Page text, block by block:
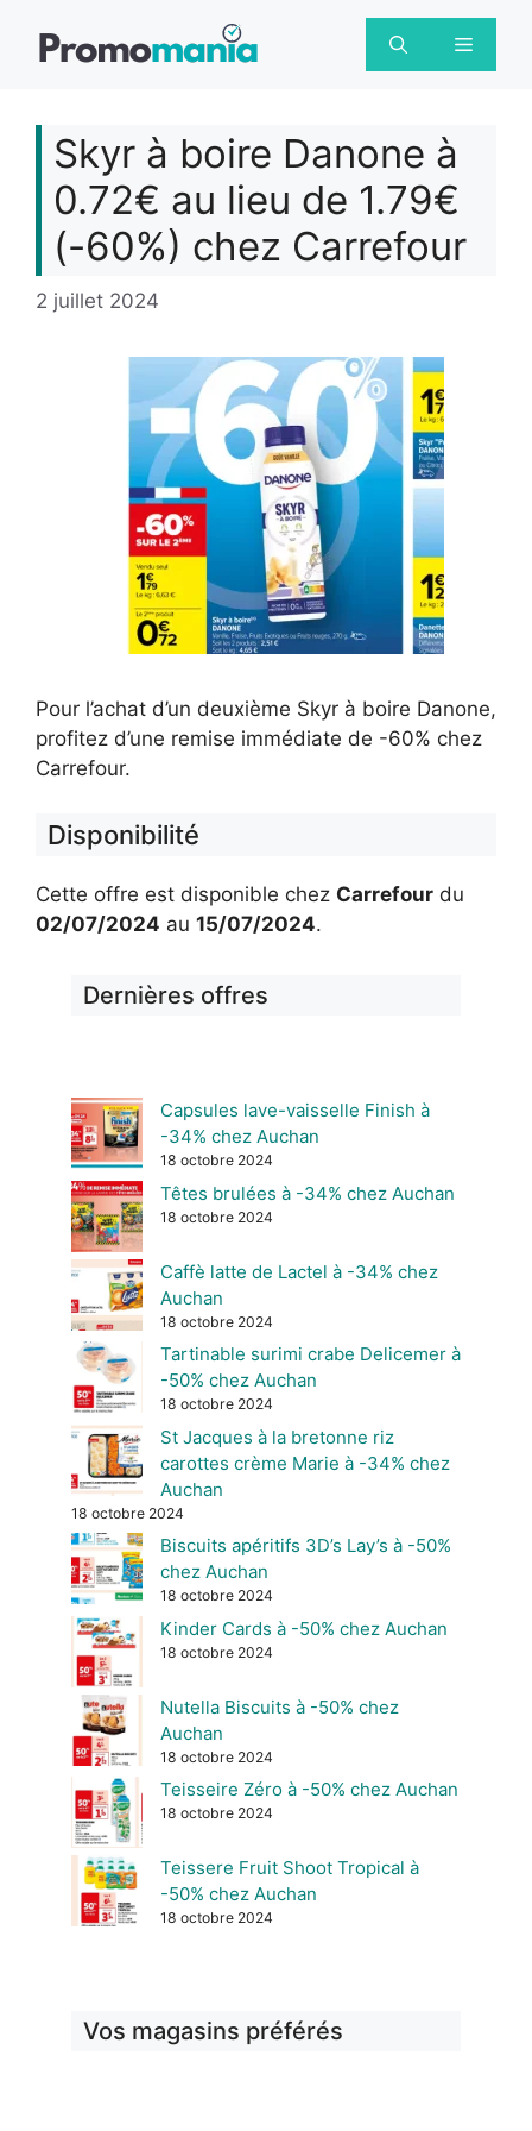
Menu
Skyr à boire Danone à
0.72€ au lieu de 1.79€
(-60%) chez Carrefour
2 juillet 2024
Pour l’achat d’un deuxième Skyr à boire Danone,
profitez d’une remise immédiate de -60% chez
Carrefour.
Disponibilité
Cette offre est disponible chez Carrefour du
02/07/2024 au 15/07/2024.
Dernières offres
Capsules lave-vaisselle Finish à
-34% chez Auchan
18 octobre 2024
Têtes brulées à -34% chez Auchan
18 octobre 2024
Caffè latte de Lactel à -34% chez
Auchan
18 octobre 2024
Tartinable surimi crabe Delicemer à
-50% chez Auchan
18 octobre 2024
St Jacques à la bretonne riz
carottes crème Marie à -34% chez
Auchan
18 octobre 2024
Biscuits apéritifs 3D’s Lay’s à -50%
chez Auchan
18 octobre 2024
Kinder Cards à -50% chez Auchan
18 octobre 2024
Nutella Biscuits à -50% chez
Auchan
18 octobre 2024
Teisseire Zéro à -50% chez Auchan
18 octobre 2024
Teissere Fruit Shoot Tropical à
-50% chez Auchan
18 octobre 2024
Vos magasins préférés